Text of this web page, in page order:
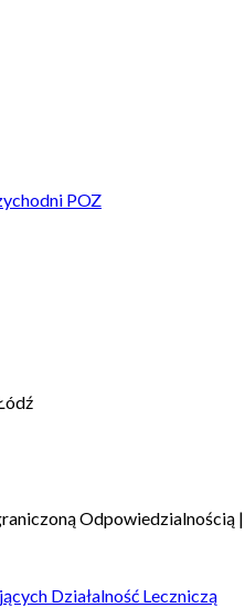
POZ
Odpowiedzialnością |
Działalność Leczniczą